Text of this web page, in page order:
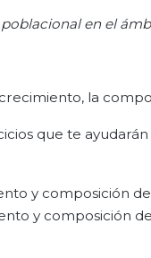
en el
la
que te
y composición
y composición